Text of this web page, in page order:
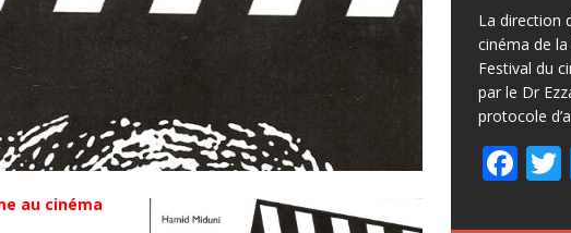
au cinéma
La direction
cinéma de
Festival du
par le Dr
protocole
F